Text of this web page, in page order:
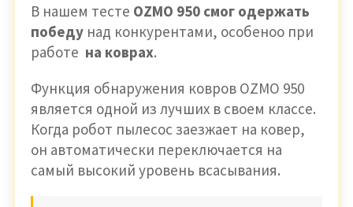
В нашем тесте OZMO 950 смог одержать
победу над конкурентами, особеноо при
работе на коврах.
Функция обнаружения ковров OZMO 950
является одной из лучших в своем классе.
Когда робот пылесос заезжает на ковер,
он автоматически переключается на
самый высокий уровень всасывания.